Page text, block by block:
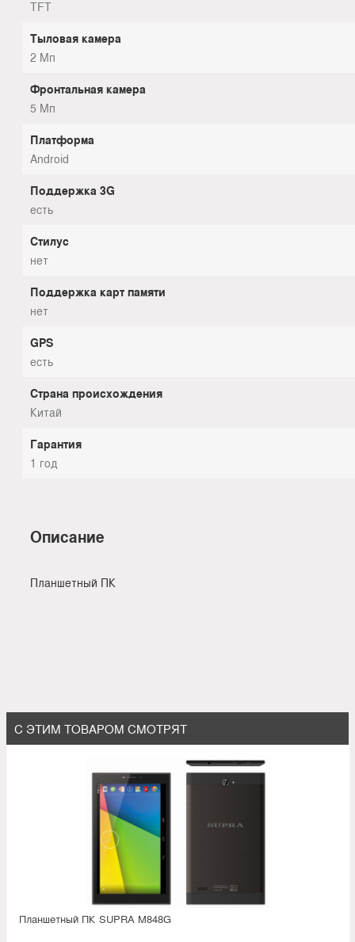
TFT
Тыловая камера
2 Мп
Фронтальная камера
5 Мп
Платформа
Android
Поддержка 3G
есть
Стилус
нет
Поддержка карт памяти
нет
GPS
есть
Страна происхождения
Китай
Гарантия
1 год
Описание
Планшетный ПК
С ЭТИМ ТОВАРОМ СМОТРЯТ
Планшетный ПК SUPRA M848G